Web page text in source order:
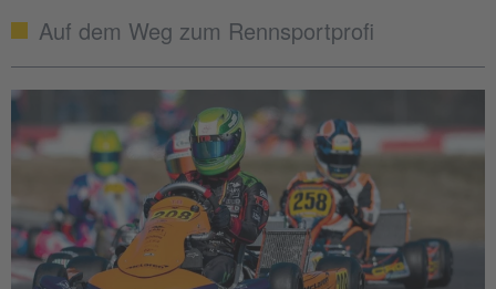
Auf dem Weg zum Rennsportprofi